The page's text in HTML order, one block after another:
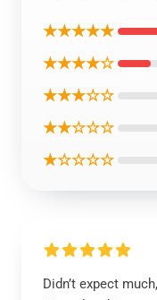
★★★★★
★★★★☆
★★★☆☆
★★☆☆☆
★☆☆☆☆
Didn’t expect